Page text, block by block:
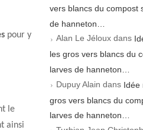
pour y
le
ainsi
vers blancs du compost
de hanneton…
Alan Le Jélouxdans
les gros vers blancs du
larves de hanneton…
Dupuy Alain dans Idée
gros vers blancs du
larves de hanneton…